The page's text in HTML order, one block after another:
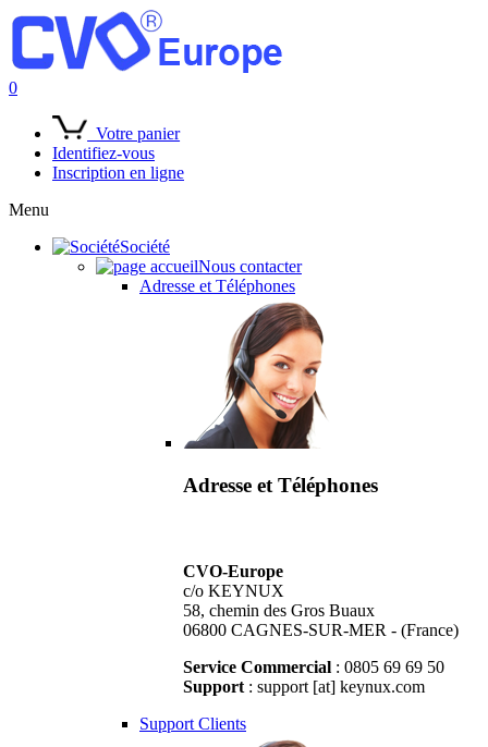
0
Votre panier
Identifiez-vous
Inscription en ligne
Menu
Société
Nous contacter
Adresse et Téléphones
Adresse et Téléphones
CVO-Europe
c/o KEYNUX
58, chemin des Gros Buaux
06800 CAGNES-SUR-MER - (France)
Service Commercial : 0805 69 69 50
Support : support [at] keynux.com
Support Clients